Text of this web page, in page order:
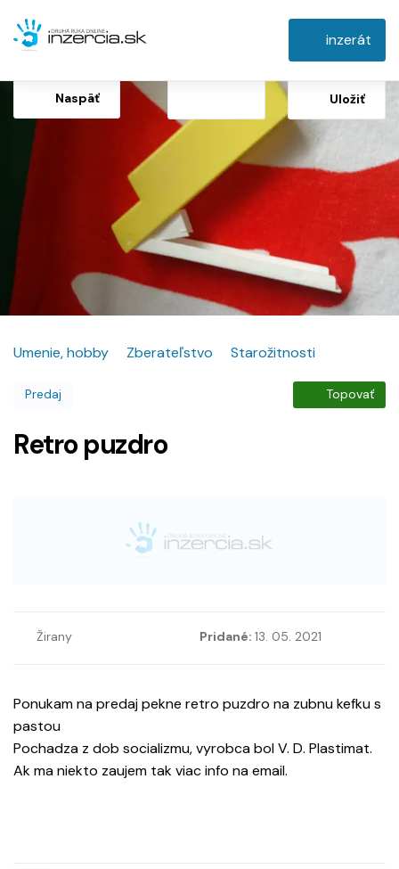
inzerát
Naspäť Uložiť
Umenie, hobby Zberateľstvo Starožitnosti
Predaj Topovať
Retro puzdro
Žirany Pridané: 13. 05. 2021
Ponukam na predaj pekne retro puzdro na zubnu kefku s
pastou
Pochadza z dob socializmu, vyrobca bol V. D. Plastimat.
Ak ma niekto zaujem tak viac info na email.